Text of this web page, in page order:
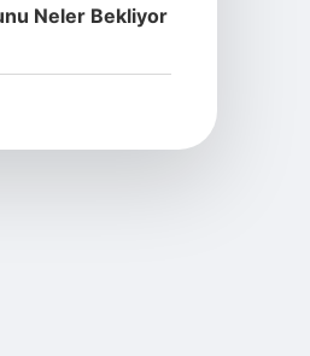
Neler Bekliyor